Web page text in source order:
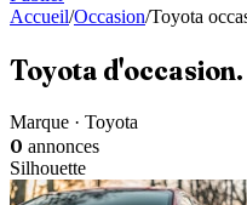
Accueil/Occasion/Toyota
Toyota d'occasion.
Marque · Toyota
0 annonces
Silhouette